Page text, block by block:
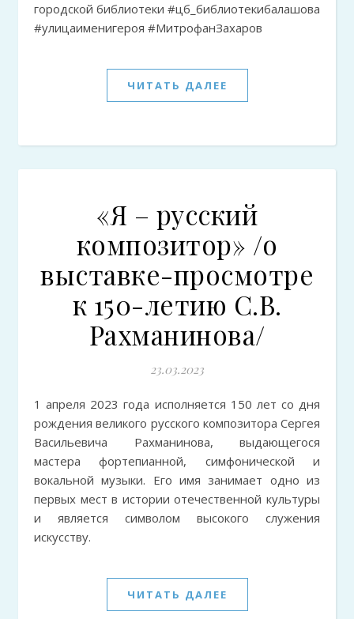
городской библиотеки #цб_библиотекибалашова
#улицаименигероя #МитрофанЗахаров
ЧИТАТЬ ДАЛЕЕ
«Я – русский
композитор» /о
выставке-просмотре
к 150-летию С.В.
Рахманинова/
23.03.2023
1 апреля 2023 года исполняется 150 лет со дня
рождения великого русского композитора Сергея
Васильевича Рахманинова, выдающегося
мастера фортепианной, симфонической и
вокальной музыки. Его имя занимает одно из
первых мест в истории отечественной культуры
и является символом высокого служения
искусству.
ЧИТАТЬ ДАЛЕЕ